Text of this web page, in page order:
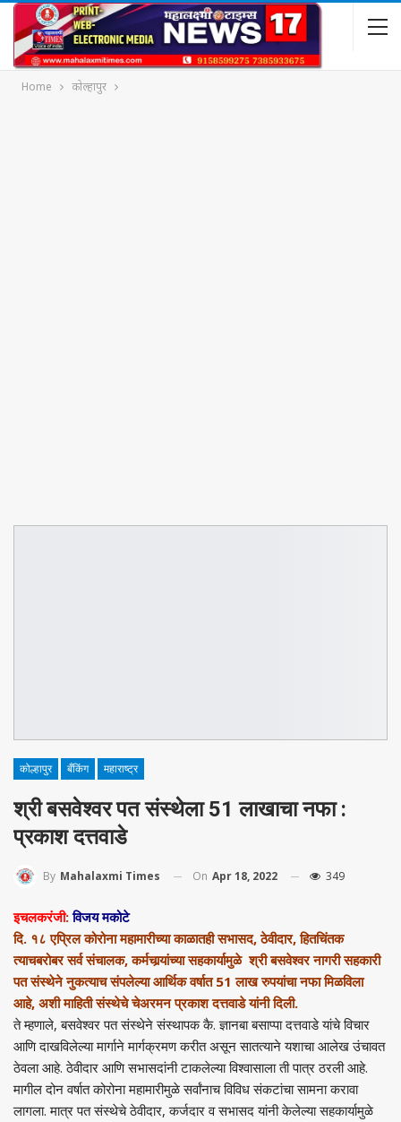
Home कोल्हापुर
कोल्हापुर बँकिंग महाराष्ट्र
श्री बसवेश्‍वर पत संस्थेला 51 लाखाचा नफा :
प्रकाश दत्तवाडे
By Mahalaxmi Times On Apr 18, 2022 349
इचलकरंजी:विजय मकोटे
दि. १८ एप्रिल कोरोना महामारीच्या काळातही सभासद, ठेवीदार, हितचिंतक
त्याचबरोबर सर्व संचालक, कर्मचार्‍यांच्या सहकार्यामुळे श्री बसवेश्‍वर नागरी सहकारी
पत संस्थेने नुकत्याच संपलेल्या आर्थिक वर्षात 51 लाख रुपयांचा नफा मिळविला
आहे, अशी माहिती संस्थेचे चेअरमन प्रकाश दत्तवाडे यांनी दिली.
ते म्हणाले, बसवेश्‍वर पत संस्थेने संस्थापक कै. ज्ञानबा बसाप्पा दत्तवाडे यांचे विचार
आणि दाखविलेल्या मार्गाने मार्गक्रमण करीत असून सातत्याने यशाचा आलेख उंचावत
ठेवला आहे. ठेवीदार आणि सभासदांनी टाकलेल्या विश्‍वासाला ती पात्र ठरली आहे.
मागील दोन वर्षात कोरोना महामारीमुळे सर्वांनाच विविध संकटांचा सामना करावा
लागला. मात्र पत संस्थेचे ठेवीदार, कर्जदार व सभासद यांनी केलेल्या सहकार्यामुळे